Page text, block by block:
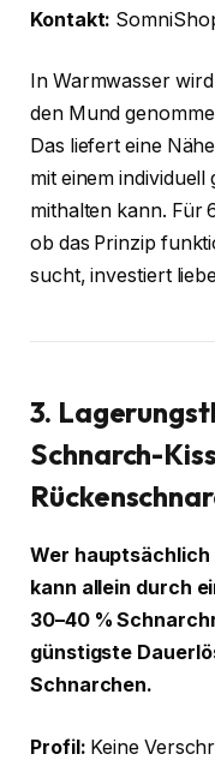
Kontakt:
In Warmwasser
den Mund
Das liefert eine
mit einem
mithalten kann. Für
ob das Prinzip
sucht, investiert
3.
Schnarch-
Wer
kann allein durch
30–40 %
günstigste
Schnarchen.
Profil: Keine